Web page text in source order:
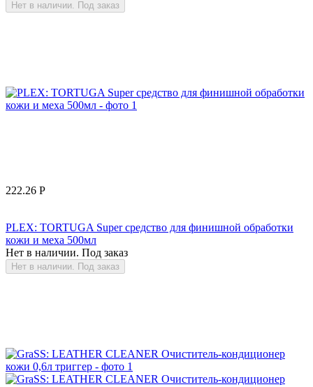
Нет в наличии. Под заказ
222.26 Р
PLEX: TORTUGA Super средство для финишной обработки
кожи и меха 500мл
Нет в наличии. Под заказ
Нет в наличии. Под заказ